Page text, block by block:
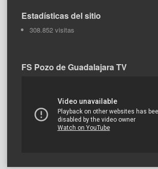
Estadísticas del sitio
308.852 visitas
FS Pozo de Guadalajara TV